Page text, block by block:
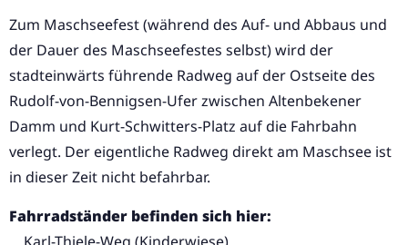
Zum Maschseefest (während des Auf- und Abbaus und
der Dauer des Maschseefestes selbst) wird der
stadteinwärts führende Radweg auf der Ostseite des
Rudolf-von-Bennigsen-Ufer zwischen Altenbekener
Damm und Kurt-Schwitters-Platz auf die Fahrbahn
verlegt. Der eigentliche Radweg direkt am Maschsee ist
in dieser Zeit nicht befahrbar.
Fahrradständer befinden sich hier:
Karl-Thiele-Weg (Kinderwiese)